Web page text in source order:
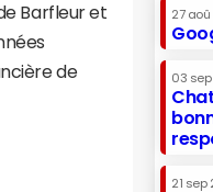
Barfleur et
de
27
03
21 sep